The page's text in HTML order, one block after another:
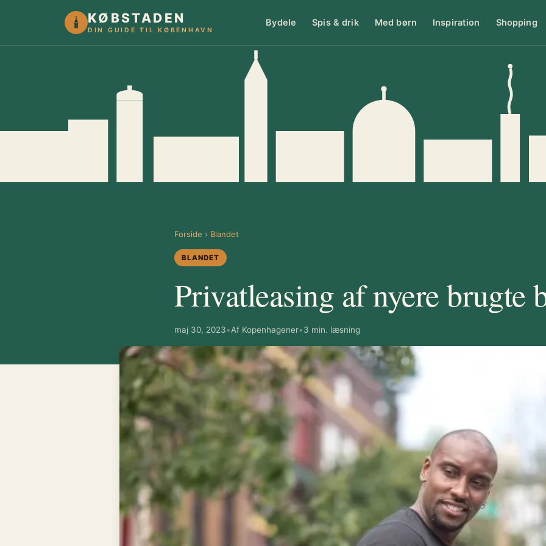
KØBSTADEN
DIN GUIDE TIL KØBENHAVN
Bydele Spis & drik Med børn Inspiration Shopping
Forside › Blandet
BLANDET
Privatleasing af nyere brugte
maj 30, 2023•Af Kopenhagener•3 min. læsning